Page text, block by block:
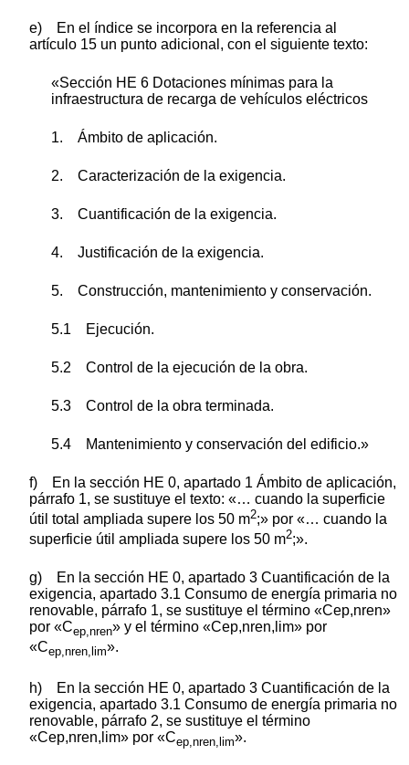
e) En el índice se incorpora en la referencia al
artículo 15 un punto adicional, con el siguiente texto:
«Sección HE 6 Dotaciones mínimas para la
infraestructura de recarga de vehículos eléctricos
1. Ámbito de aplicación.
2. Caracterización de la exigencia.
3. Cuantificación de la exigencia.
4. Justificación de la exigencia.
5. Construcción, mantenimiento y conservación.
5.1 Ejecución.
5.2 Control de la ejecución de la obra.
5.3 Control de la obra terminada.
5.4 Mantenimiento y conservación del edificio.»
f) En la sección HE 0, apartado 1 Ámbito de aplicación,
párrafo 1, se sustituye el texto: «… cuando la superficie
útil total ampliada supere los 50 m2;» por «… cuando la
superficie útil ampliada supere los 50 m2;».
g) En la sección HE 0, apartado 3 Cuantificación de la
exigencia, apartado 3.1 Consumo de energía primaria no
renovable, párrafo 1, se sustituye el término «Cep,nren»
por «Cep,nren» y el término «Cep,nren,lim» por
«Cep,nren,lim».
h) En la sección HE 0, apartado 3 Cuantificación de la
exigencia, apartado 3.1 Consumo de energía primaria no
renovable, párrafo 2, se sustituye el término
«Cep,nren,lim» por «Cep,nren,lim».